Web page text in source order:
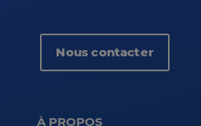
Nous contacter
À PROPOS